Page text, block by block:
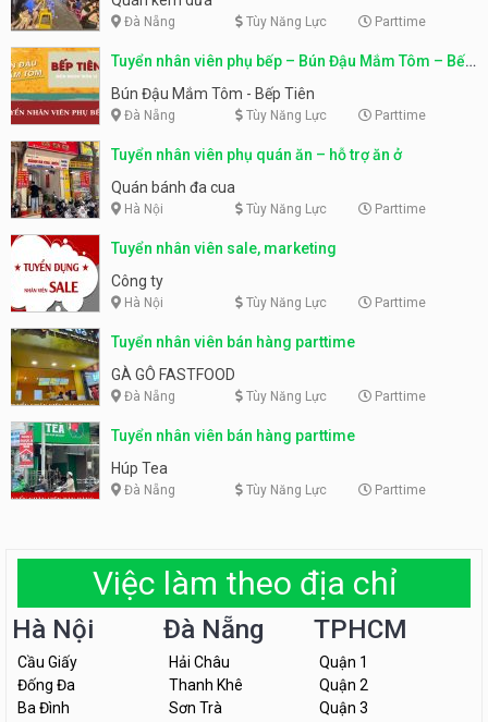
Đà Nẵng Tùy Năng Lực Parttime
Tuyển nhân viên phụ bếp – Bún Đậu Mắm Tôm – Bếp
Tiên
Bún Đậu Mắm Tôm - Bếp Tiên
Đà Nẵng Tùy Năng Lực Parttime
Tuyển nhân viên phụ quán ăn – hỗ trợ ăn ở
Quán bánh đa cua
Hà Nội Tùy Năng Lực Parttime
Tuyển nhân viên sale, marketing
Công ty
Hà Nội Tùy Năng Lực Parttime
Tuyển nhân viên bán hàng parttime
GÀ GÔ FASTFOOD
Đà Nẵng Tùy Năng Lực Parttime
Tuyển nhân viên bán hàng parttime
Húp Tea
Đà Nẵng Tùy Năng Lực Parttime
Việc làm theo địa chỉ
Hà Nội
Cầu Giấy
Đống Đa
Ba Đình
Đà Nẵng
Hải Châu
Thanh Khê
Sơn Trà
TPHCM
Quận 1
Quận 2
Quận 3